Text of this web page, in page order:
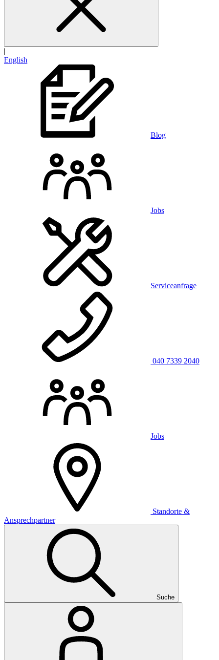
|
English
Blog
Jobs
Serviceanfrage
040 7339 2040
Jobs
Standorte &
Ansprechpartner
Suche